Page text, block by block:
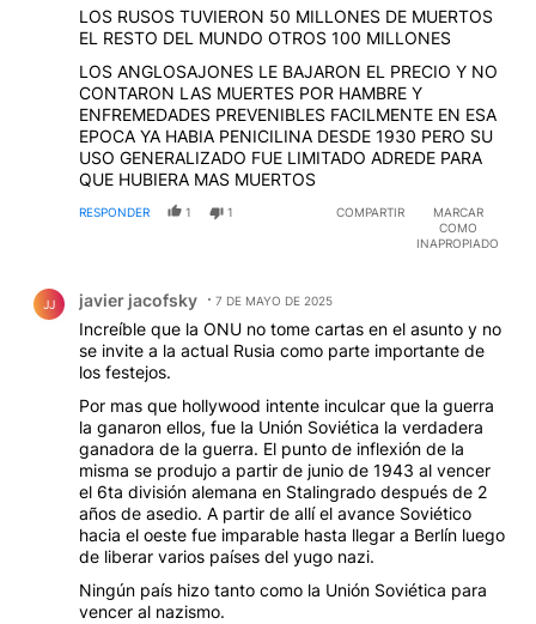
LOS RUSOS TUVIERON 50 MILLONES DE MUERTOS
EL RESTO DEL MUNDO OTROS 100 MILLONES
LOS ANGLOSAJONES LE BAJARON EL PRECIO Y NO
CONTARON LAS MUERTES POR HAMBRE Y
ENFREMEDADES PREVENIBLES FACILMENTE EN ESA
EPOCA YA HABIA PENICILINA DESDE 1930 PERO SU
USO GENERALIZADO FUE LIMITADO ADREDE PARA
QUE HUBIERA MAS MUERTOS
RESPONDER 1 1 COMPARTIR
MARCAR
COMO
INAPROPIADO
JJ javier jacofsky 7 DE MAYO DE 2025
Increíble que la ONU no tome cartas en el asunto y no
se invite a la actual Rusia como parte importante de
los festejos.
Por mas que hollywood intente inculcar que la guerra
la ganaron ellos, fue la Unión Soviética la verdadera
ganadora de la guerra. El punto de inflexión de la
misma se produjo a partir de junio de 1943 al vencer
el 6ta división alemana en Stalingrado después de 2
años de asedio. A partir de allí el avance Soviético
hacia el oeste fue imparable hasta llegar a Berlín luego
de liberar varios países del yugo nazi.
Ningún país hizo tanto como la Unión Soviética para
vencer al nazismo.